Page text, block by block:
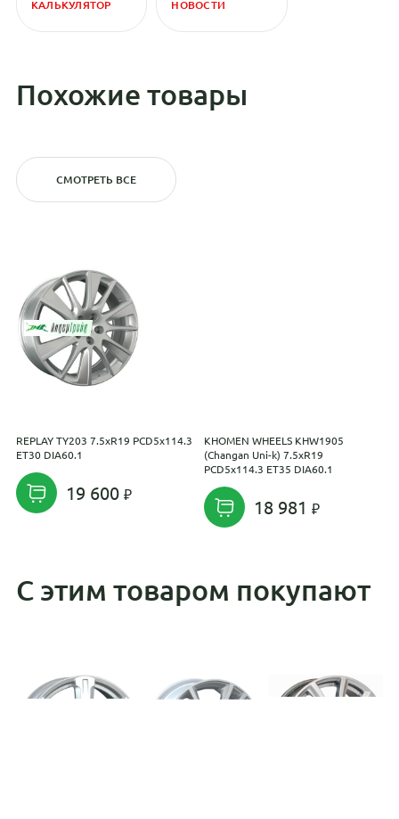
КАЛЬКУЛЯТОР НОВОСТИ
Похожие товары
СМОТРЕТЬ ВСЕ
REPLAY TY203 7.5xR19 PCD5x114.3
ET30 DIA60.1
19 600
KHOMEN WHEELS KHW1905
(Changan Uni-k) 7.5xR19
PCD5x114.3 ET35 DIA60.1
18 981
С этим товаром покупают